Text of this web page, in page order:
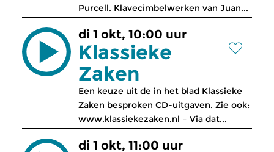
Purcell. Klavecimbelwerken van Juan...
di 1 okt, 10:00 uur
Klassieke
Zaken
Een keuze uit de in het blad Klassieke
Zaken besproken CD-uitgaven. Zie ook:
www.klassiekezaken.nl – Via dat...
di 1 okt, 11:00 uur